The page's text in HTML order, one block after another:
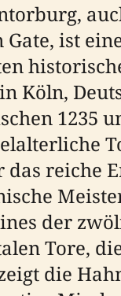
Gate, ist
Köln,
1235
das reiche
der
Tore,
die